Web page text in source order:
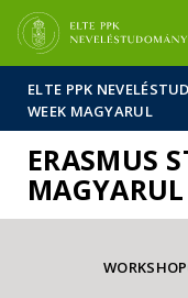
ELTE PPK
WEEK MAGYARUL
ERASMUS
MAGYARUL